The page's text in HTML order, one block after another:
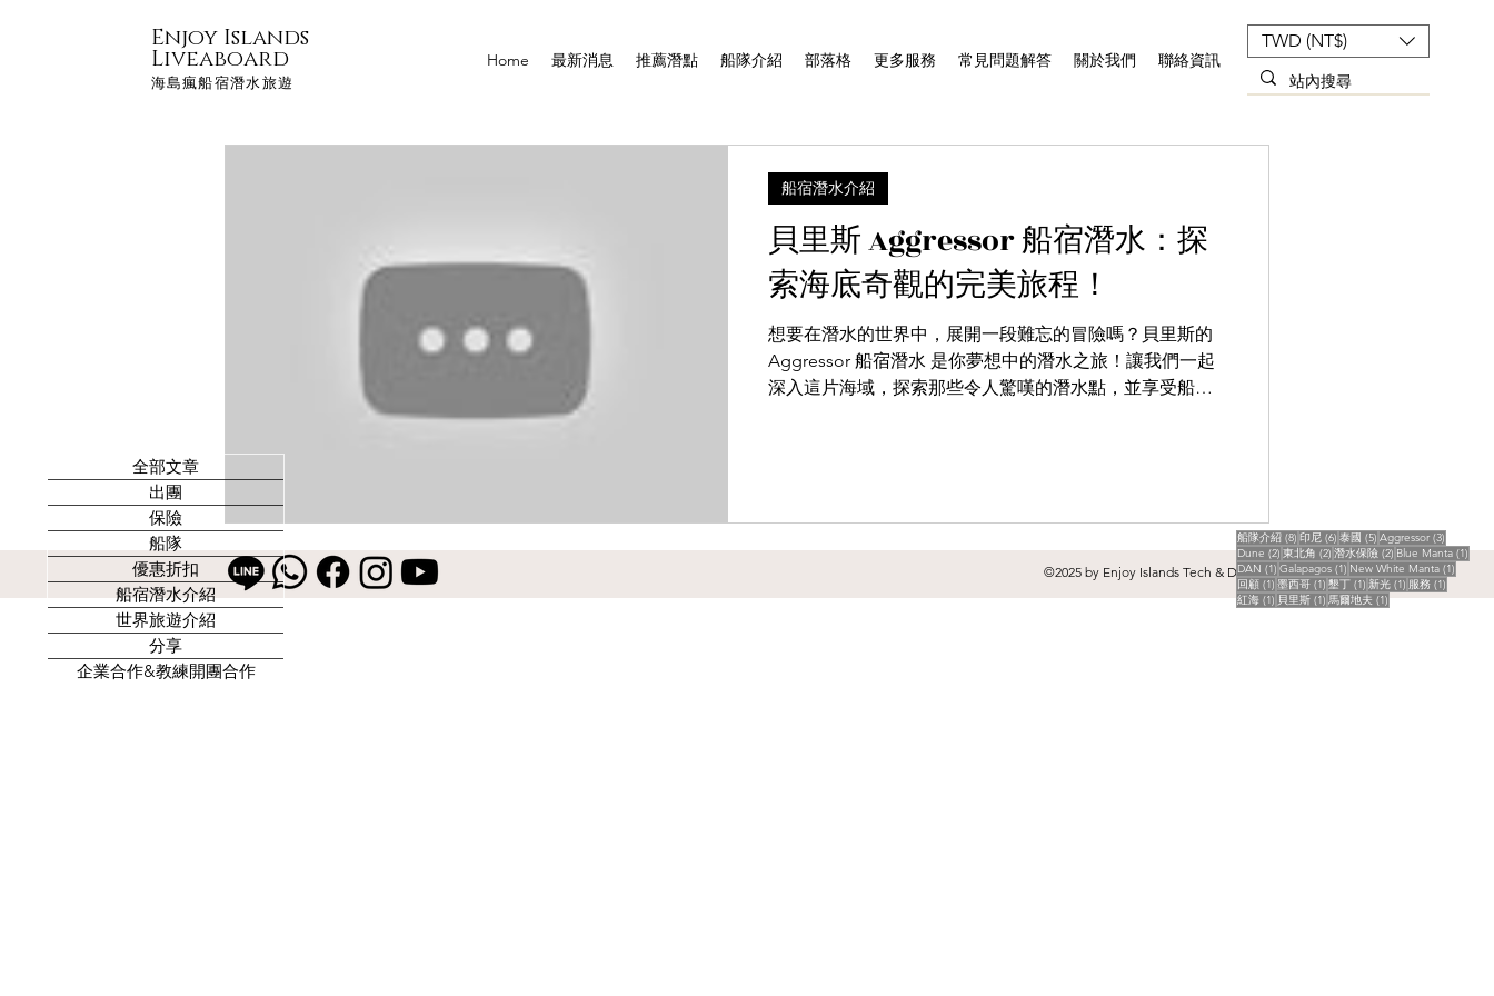
Enjoy Islands
Liveaboard
海島瘋船宿潛水旅遊
Home 最新消息 推薦潛點 船隊介紹 部落格 更多服務 常見問題解答 關於我們 聯絡資訊
TWD (NT$)
全部文章
出團
保險
船隊
優惠折扣
船宿潛水介紹
世界旅遊介紹
分享
企業合作&教練開團合作
船隊介紹 (8)8 篇文章
印尼 (6)6 篇文章
泰國 (5)5 篇文章
Aggressor (3)3 篇文章
Dune (2)2 篇文章
東北角 (2)2 篇文章
潛水保險 (2)2 篇文章
Blue Manta (1)1 篇
DAN (1)1 篇文章
Galapagos (1)1 篇文章
New White Manta (1)1 篇文
回顧 (1)1 篇文章
墨西哥 (1)1 篇文章
墾丁 (1)1 篇文章
新光 (1)1 篇文章
服務 (1)1 篇文章
紅海 (1)1 篇文章
貝里斯 (1)1 篇文章
馬爾地夫 (1)1 篇文章
貝里斯 Aggressor 船宿潛水：探
索海底奇觀的完美旅程！
想要在潛水的世界中，展開一段難忘的冒險嗎？貝里斯的
Aggressor 船宿潛水 是你夢想中的潛水之旅！讓我們一起
深入這片海域，探索那些令人驚嘆的潛水點，並享受船上
船宿潛水介紹
©2025 by Enjoy Islands Tech & Design